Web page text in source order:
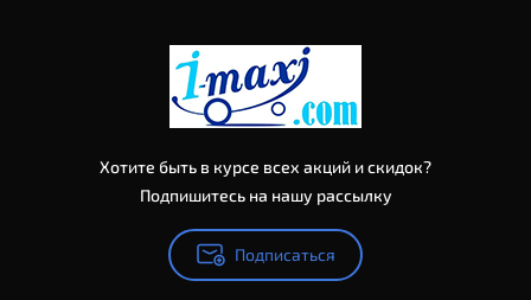
Хотите быть в курсе всех акций и скидок?
Подпишитесь на нашу рассылку
Подписаться